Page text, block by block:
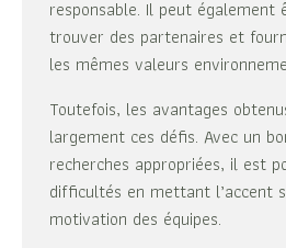
responsable. Il peut
trouver des partenaires et
les mêmes valeurs
Toutefois, les avantages
largement ces défis. Avec un
recherches appropriées, il est
difficultés en mettant l’accent
motivation des équipes.